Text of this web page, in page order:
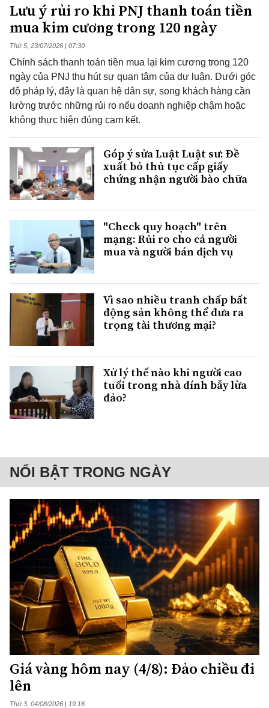
Lưu ý rủi ro khi PNJ thanh toán tiền
mua kim cương trong 120 ngày
Thứ 5, 23/07/2026 | 07:30
Chính sách thanh toán tiền mua lại kim cương trong 120
ngày của PNJ thu hút sự quan tâm của dư luận. Dưới góc
độ pháp lý, đây là quan hệ dân sự, song khách hàng cần
lường trước những rủi ro nếu doanh nghiệp chậm hoặc
không thực hiện đúng cam kết.
Góp ý sửa Luật Luật sư: Đề
xuất bỏ thủ tục cấp giấy
chứng nhận người bào chữa
"Check quy hoạch" trên
mạng: Rủi ro cho cả người
mua và người bán dịch vụ
Vì sao nhiều tranh chấp bất
động sản không thể đưa ra
trọng tài thương mại?
Xử lý thế nào khi người cao
tuổi trong nhà dính bẫy lừa
đảo?
NỔI BẬT TRONG NGÀY
Giá vàng hôm nay (4/8): Đảo chiều đi
lên
Thứ 3, 04/08/2026 | 19:16